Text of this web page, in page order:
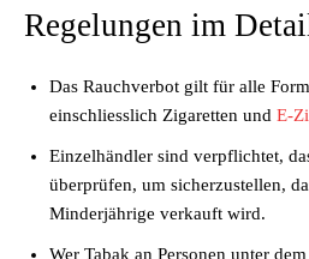
Regelungen im
Das Rauchverbot gilt für alle
einschliesslich Zigaretten und E-
Einzelhändler sind verpflichtet,
überprüfen, um sicherzustellen,
Minderjährige verkauft wird.
Wer Tabak an Personen unter